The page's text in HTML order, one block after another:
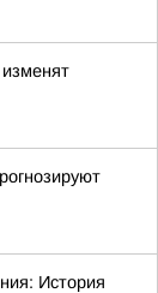
История